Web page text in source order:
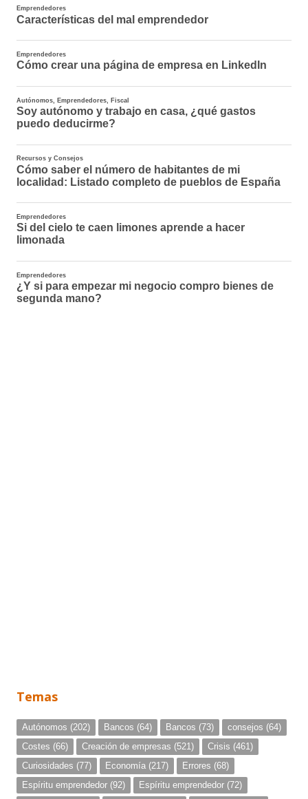
Temas
Autónomos (202) Bancos (64) Bancos (73) consejos (64)
Costes (66) Creación de empresas (521) Crisis (461)
Curiosidades (77) Economía (217) Errores (68)
Espíritu emprendedor (92) Espíritu emprendedor (72)